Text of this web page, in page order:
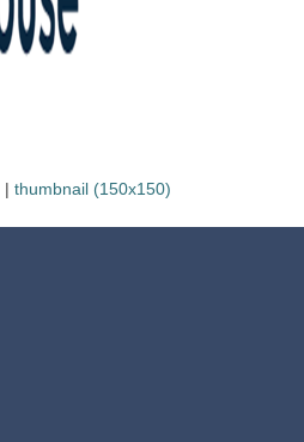
|thumbnail (150x150)